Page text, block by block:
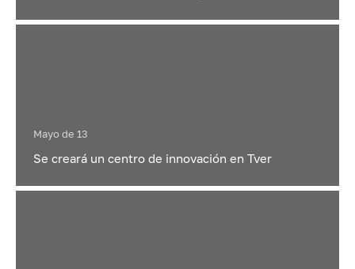
Mayo de 13
Se creará un centro de innovación en Tver